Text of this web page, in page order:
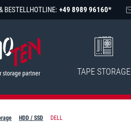
BESTELLHOTLINE: +49 8989 96160*
TAPE STORAGE
HDD / SSD DELL